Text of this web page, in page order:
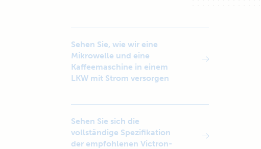
Sehen Sie, wie wir eine
Mikrowelle und eine
Kaffeemaschine in einem
LKW mit Strom versorgen
Sehen Sie sich die
vollständige Spezifikation
der empfohlenen Victron-